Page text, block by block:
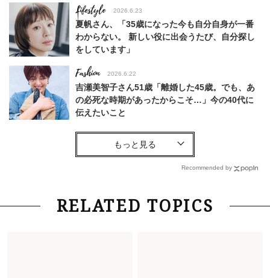
Lifestyle 2026.6.23
夏帆さん、「35歳になった今も自分自身が一番
わからない。 新しい役に出会うたび、自分探し
をしています」
Fashion 2026.6.22
吉瀬美智子さん51歳「離婚した45歳。でも、あ
の必死な時期があったからこそ…」今の40代に
伝えたいこと
Fashion
【40代コンサバ派】白Tシャツは「パール×ゴー
Lifestyle 2026.7.29
「お若いですね」は褒め言葉？“若い＝美しい”と
Recommended by
RELATED TOPICS